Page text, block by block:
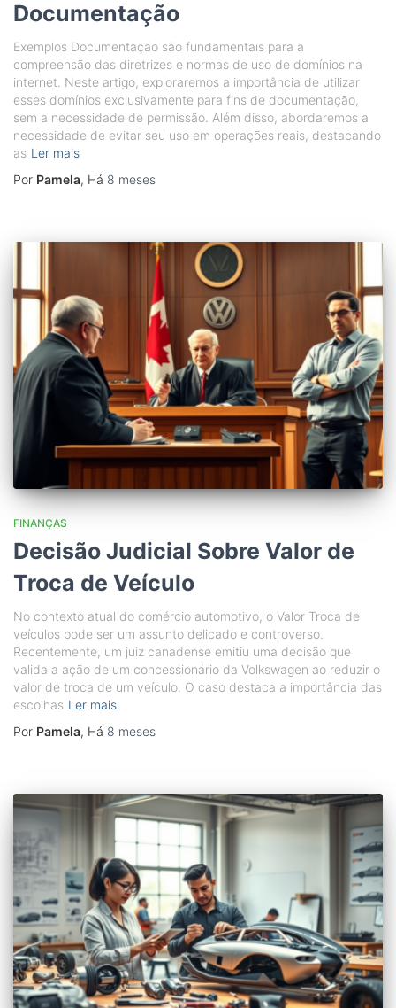
Documentação
Exemplos Documentação são fundamentais para a
compreensão das diretrizes e normas de uso de domínios na
internet. Neste artigo, exploraremos a importância de utilizar
esses domínios exclusivamente para fins de documentação,
sem a necessidade de permissão. Além disso, abordaremos a
necessidade de evitar seu uso em operações reais, destacando
as Ler mais
Por Pamela, Há 8 meses
FINANÇAS
Decisão Judicial Sobre Valor de
Troca de Veículo
No contexto atual do comércio automotivo, o Valor Troca de
veículos pode ser um assunto delicado e controverso.
Recentemente, um juiz canadense emitiu uma decisão que
valida a ação de um concessionário da Volkswagen ao reduzir o
valor de troca de um veículo. O caso destaca a importância das
escolhas Ler mais
Por Pamela, Há 8 meses